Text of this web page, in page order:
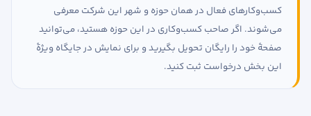
کسب‌وکارهای فعال در همان حوزه و شهر این شرکت معرفی
می‌شوند. اگر صاحب کسب‌وکاری در این حوزه هستید، می‌توانید
صفحهٔ خود را رایگان تحویل بگیرید و برای نمایش در جایگاه ویژهٔ
این بخش درخواست ثبت کنید.